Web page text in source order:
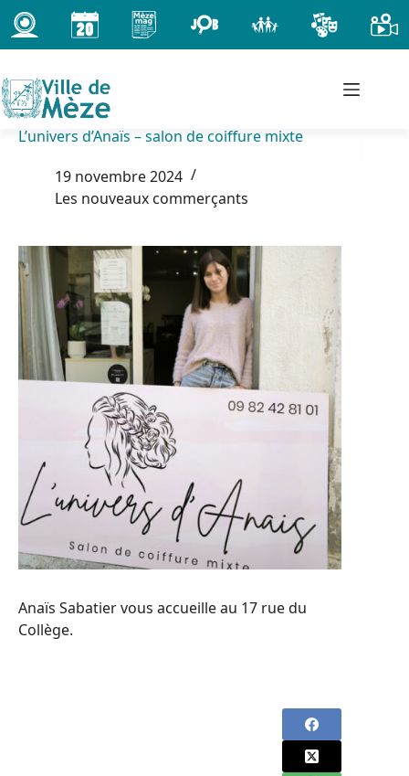
Passer
au
contenu
L’univers d’Anaïs – salon de coiffure mixte
19 novembre 2024
Les nouveaux commerçants
Anaïs Sabatier vous accueille au 17 rue du
Collège.